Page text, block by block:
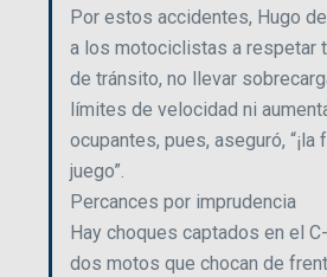
Por estos accidentes, Hugo
a los motociclistas a respetar
de tránsito, no llevar
límites de velocidad ni
ocupantes, pues, aseguró, “¡la
juego”.
Percances por imprudencia
Hay choques captados en el
dos motos que chocan de